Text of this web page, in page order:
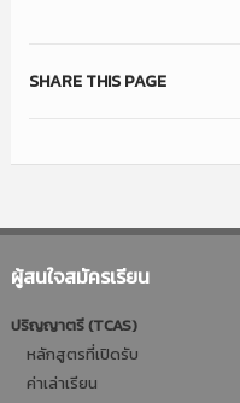
SHARE THIS PAGE
ผู้สนใจสมัครเรียน
ปริญญาตรี (TCAS)
หลักสูตรที่เปิดรับ
ค่าเล่าเรียน